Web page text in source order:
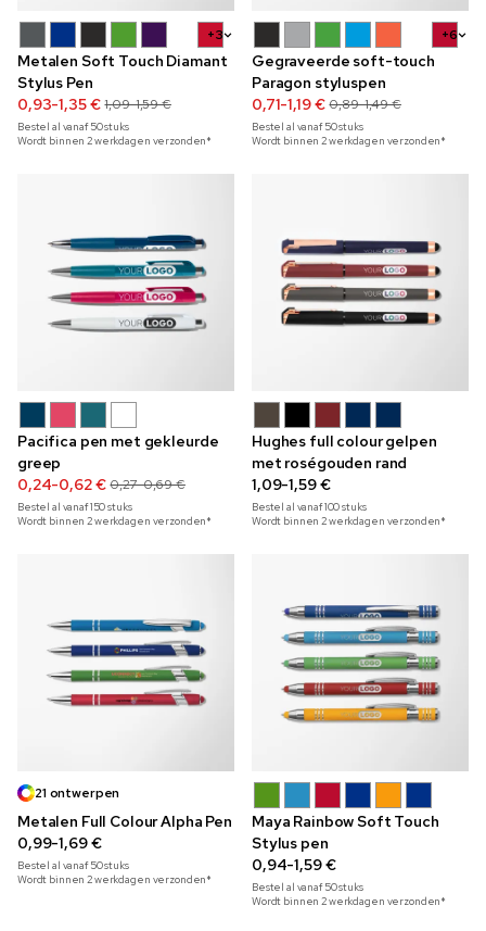
+3
Metalen Soft Touch Diamant
Stylus Pen
0,93-1,35 € 1,09-1,59 €
Bestel al vanaf50stuks
Wordt binnen 2 werkdagen verzonden*
+6
Gegraveerde soft-touch
Paragon styluspen
0,71-1,19 € 0,89-1,49 €
Bestel al vanaf50stuks
Wordt binnen 2 werkdagen verzonden*
Pacifica pen met gekleurde
greep
0,24-0,62 € 0,27-0,69 €
Bestel al vanaf150stuks
Wordt binnen 2 werkdagen verzonden*
Hughes full colour gelpen
met roségouden rand
1,09-1,59 €
Bestel al vanaf100stuks
Wordt binnen 2 werkdagen verzonden*
21 ontwerpen
Metalen Full Colour Alpha Pen
0,99-1,69 €
Bestel al vanaf50stuks
Wordt binnen 2 werkdagen verzonden*
Maya Rainbow Soft Touch
Stylus pen
0,94-1,59 €
Bestel al vanaf50stuks
Wordt binnen 2 werkdagen verzonden*